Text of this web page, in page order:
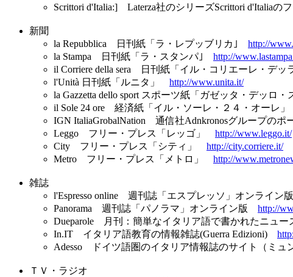
Scrittori d'Italia:] Laterza社のシリーズScrittori d'Italiaの
新聞
la Repubblica 日刊紙「ラ・レプッブリカ｣ http://
la Stampa 日刊紙「ラ・スタンパ｣ http://
il Corriere della sera 日刊紙「イル・コリエーレ・デ
l'Unità 日刊紙「ルニタ」 http://www.unita.it/
la Gazzetta dello sport スポーツ紙「ガゼッタ・デッロ
il Sole 24 ore 経済紙「イル・ソーレ・２４・オーレ
IGN ItaliaGrobalNation 通信社Adnkronosグループのポ
Leggo フリー・プレス「レッゴ」 http://www.leggo.it/
City フリー・プレス「シティ」 http://city.corriere.it/
Metro フリー・プレス「メトロ」 http://
雑誌
l'Espresso online 週刊誌「エスプレッソ」オンライン
Panorama 週刊誌「パノラマ」オンライン版 http://
Dueparole 月刊：簡単なイタリア語で書かれたニュ
In.IT イタリア語教育の情報雑誌(Guerra Edizioni)
Adesso ドイツ語圏のイタリア情報誌のサイト（ミュ
ＴＶ・ラジオ